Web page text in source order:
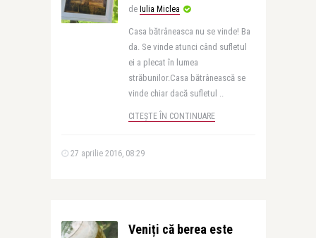
de Iulia Miclea
Casa bătrâneasca nu se vinde! Ba
da. Se vinde atunci când sufletul
ei a plecat în lumea
străbunilor.Casa bătrânească se
vinde chiar dacă sufletul ..
CITEȘTE ÎN CONTINUARE
27 aprilie 2016, 08:29
Veniți că berea este